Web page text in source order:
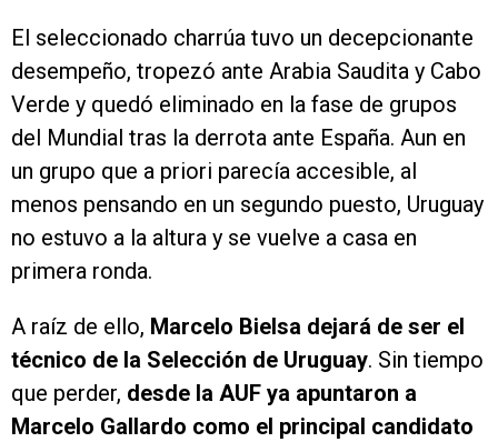
El seleccionado charrúa tuvo un decepcionante
desempeño, tropezó ante Arabia Saudita y Cabo
Verde y quedó eliminado en la fase de grupos
del Mundial tras la derrota ante España. Aun en
un grupo que a priori parecía accesible, al
menos pensando en un segundo puesto, Uruguay
no estuvo a la altura y se vuelve a casa en
primera ronda.
A raíz de ello, Marcelo Bielsa dejará de ser el
técnico de la Selección de Uruguay. Sin tiempo
que perder, desde la AUF ya apuntaron a
Marcelo Gallardo como el principal candidato